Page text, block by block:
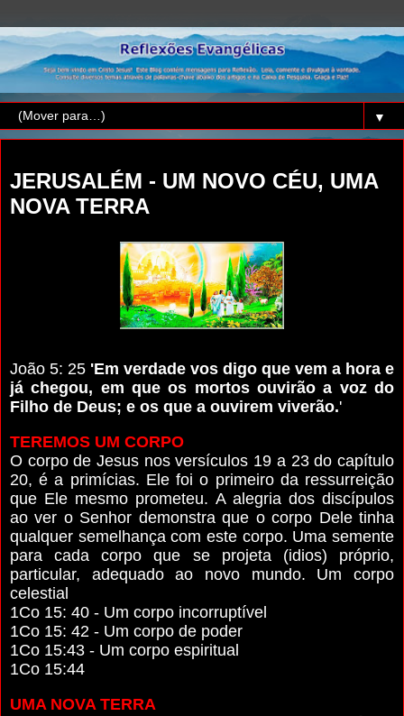
▼
JERUSALÉM - UM NOVO CÉU, UMA
NOVA TERRA
João 5: 25 'Em verdade vos digo que vem a hora e
já chegou, em que os mortos ouvirão a voz do
Filho de Deus; e os que a ouvirem viverão.'
TEREMOS UM CORPO
O corpo de Jesus nos versículos 19 a23 do capítulo
20, é a primícias. Ele foi o primeiro da ressurreição
que Ele mesmo prometeu. A alegria dos discípulos
ao ver o Senhor demonstra que o corpo Dele tinha
qualquer semelhança com este corpo. Uma semente
para cada corpo que se projeta (idios) próprio,
particular, adequado ao novo mundo. Um corpo
celestial
1Co 15: 40 - Um corpo incorruptível
1Co 15: 42 - Um corpo de poder
1Co 15:43 - Um corpo espiritual
1Co 15:44
UMA NOVA TERRA